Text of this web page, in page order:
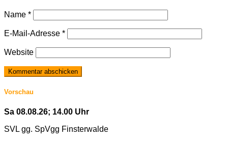
Name *
E-Mail-Adresse *
Website
Vorschau
Sa 08.08.26; 14.00 Uhr
SVL gg. SpVgg Finsterwalde